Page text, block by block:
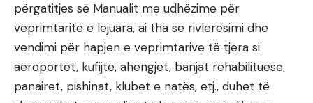
përgatitjes së Manualit me udhëzime për
veprimtaritë e lejuara, ai tha se rivlerësimi dhe
vendimi për hapjen e veprimtarive të tjera si
aeroportet, kufijtë, ahengjet, banjat rehabilituese,
panairet, pishinat, klubet e natës, etj., duhet të